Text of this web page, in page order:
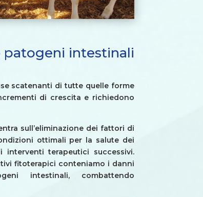
patogeni intestinali
scatenanti di tutte quelle forme
di crescita e richiedono
sull’eliminazione dei fattori di
ottimali per la salute dei
terapeutici successivi.
fitoterapici conteniamo i danni
intestinali, combattendo